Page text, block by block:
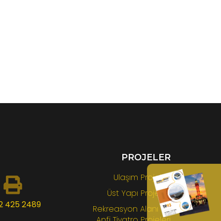
425 2489
PROJELER
Ulaşım Projeleri
Üst Yapı Projeleri
Rekreasyon Alanı ve